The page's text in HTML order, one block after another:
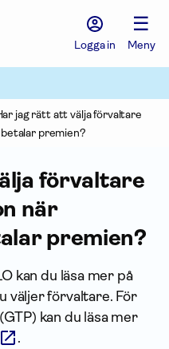
Logga in
☰
Meny
jag rätt att välja förvaltare
premien?
förvaltare
när
premien?
kan du läsa mer på
väljer förvaltare. För
kan du läsa mer
.